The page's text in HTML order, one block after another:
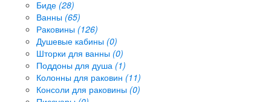
Биде (28)
Ванны (65)
Раковины (126)
Душевые кабины (0)
Шторки для ванны (0)
Поддоны для душа (1)
Колонны для раковин (11)
Консоли для раковины (0)